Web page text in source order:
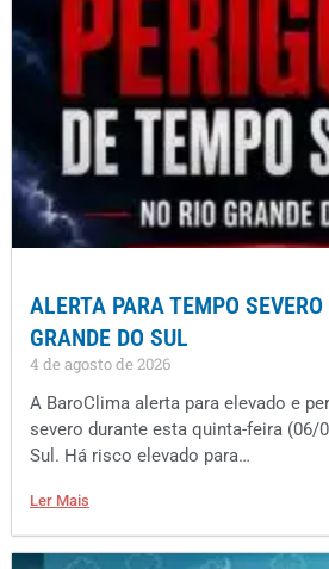
ALERTA PARA TEMPO
GRANDE DO SUL
4 de agosto de 2026
A BaroClima alerta para elevado e
severo durante esta quinta-feira (06/
Sul. Há risco elevado para…
Ler Mais